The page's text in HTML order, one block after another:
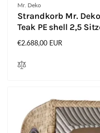
Anbieter:
Mr. Deko
Strandkorb Mr.
Teak PE shell 2,5
Normaler
€2.688,00 EUR